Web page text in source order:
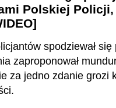
Polskiej Policji,
spodziewał
zaproponował
za jedno zdanie grozi